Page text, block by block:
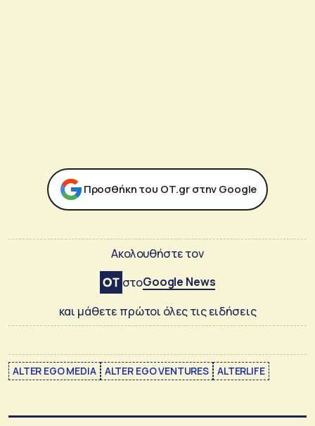
Προσθήκη του ΟΤ.gr στην Google
Ακολουθήστε τον
στοGoogle News
και μάθετε πρώτοι όλες τις ειδήσεις
ALTER EGO MEDIA ALTER EGO VENTURES ALTERLIFE